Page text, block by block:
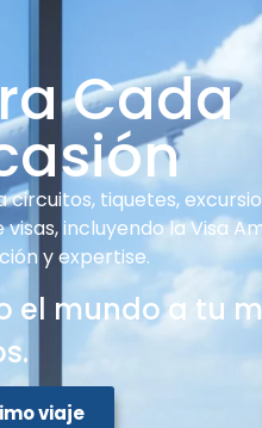
Cada
tiquetes,
incluyendo la Visa
y expertise.
el mundo a tu
viaje